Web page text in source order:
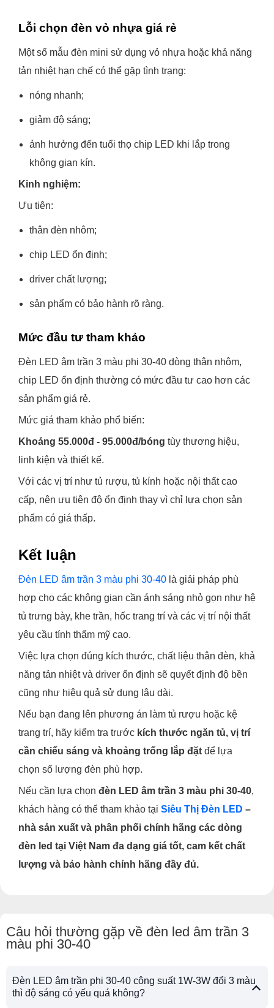
Lỗi chọn đèn vỏ nhựa giá rẻ
Một số mẫu đèn mini sử dụng vỏ nhựa hoặc khả năng
tản nhiệt hạn chế có thể gặp tình trạng:
nóng nhanh;
giảm độ sáng;
ảnh hưởng đến tuổi thọ chip LED khi lắp trong
không gian kín.
Kinh nghiệm:
Ưu tiên:
thân đèn nhôm;
chip LED ổn định;
driver chất lượng;
sản phẩm có bảo hành rõ ràng.
Mức đầu tư tham khảo
Đèn LED âm trần 3 màu phi 30-40 dòng thân nhôm,
chip LED ổn định thường có mức đầu tư cao hơn các
sản phẩm giá rẻ.
Mức giá tham khảo phổ biến:
Khoảng 55.000đ - 95.000đ/bóng tùy thương hiệu,
linh kiện và thiết kế.
Với các vị trí như tủ rượu, tủ kính hoặc nội thất cao
cấp, nên ưu tiên độ ổn định thay vì chỉ lựa chọn sản
phẩm có giá thấp.
Kết luận
Đèn LED âm trần 3 màu phi 30-40 là giải pháp phù
hợp cho các không gian cần ánh sáng nhỏ gọn như hệ
tủ trưng bày, khe trần, hốc trang trí và các vị trí nội thất
yêu cầu tính thẩm mỹ cao.
Việc lựa chọn đúng kích thước, chất liệu thân đèn, khả
năng tản nhiệt và driver ổn định sẽ quyết định độ bền
cũng như hiệu quả sử dụng lâu dài.
Nếu bạn đang lên phương án làm tủ rượu hoặc kệ
trang trí, hãy kiểm tra trước kích thước ngăn tủ, vị trí
cần chiếu sáng và khoảng trống lắp đặt để lựa
chọn số lượng đèn phù hợp.
Nếu cần lựa chọn đèn LED âm trần 3 màu phi 30-40,
khách hàng có thể tham khảo tại Siêu Thị Đèn LED –
nhà sản xuất và phân phối chính hãng các dòng
đèn led tại Việt Nam đa dạng giá tốt, cam kết chất
lượng và bảo hành chính hãng đầy đủ.
Câu hỏi thường gặp về đèn led âm trần 3
màu phi 30-40
Đèn LED âm trần phi 30-40 công suất 1W-3W đổi 3 màu
thì độ sáng có yếu quá không?